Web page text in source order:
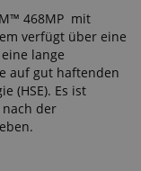
468MP mit
verfügt über eine
lange
auf gut haftenden
(HSE). Es ist
der